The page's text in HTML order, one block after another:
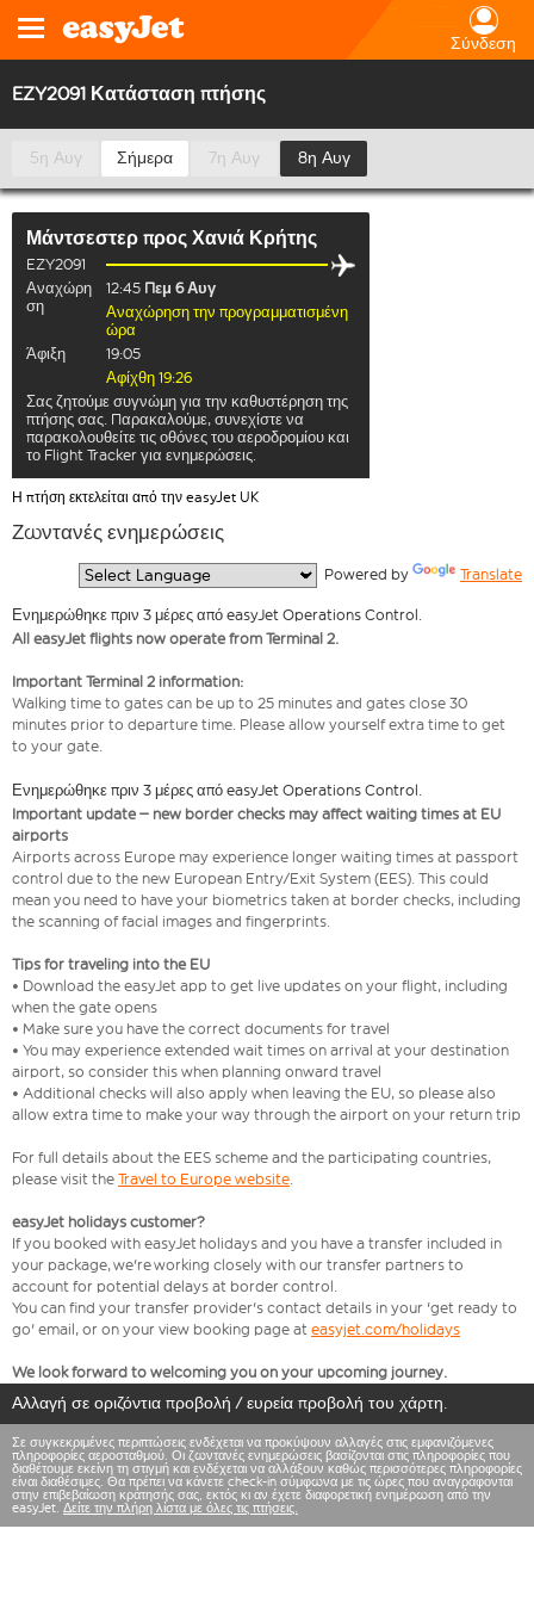
Σύνδεση
EZY2091 Κατάσταση πτήσης
5η Αυγ Σήμερα 7η Αυγ 8η Αυγ
Μάντσεστερ προς Χανιά Κρήτης
EZY2091
Αναχώρη
ση
12:45 Πεμ 6 Αυγ
Αναχώρηση την προγραμματισμένη
ώρα
Άφιξη
19:05
Αφίχθη 19:26
Σας ζητούμε συγνώμη για την καθυστέρηση της
πτήσης σας. Παρακαλούμε, συνεχίστε να
παρακολουθείτε τις οθόνες του αεροδρομίου και
το Flight Tracker για ενημερώσεις.
Η πτήση εκτελείται από την easyJet UK
Ζωντανές ενημερώσεις
Powered by Translate
Ενημερώθηκε πριν 3 μέρες από easyJet Operations Control.
All easyJet flights now operate from Terminal 2.
Important Terminal 2 information:
Walking time to gates can be up to 25 minutes and gates close 30
minutes prior to departure time. Please allow yourself extra time to get
to your gate.
Ενημερώθηκε πριν 3 μέρες από easyJet Operations Control.
Important update – new border checks may affect waiting times at EU
airports
Airports across Europe may experience longer waiting times at passport
control due to the new European Entry/Exit System (EES). This could
mean you need to have your biometrics taken at border checks, including
the scanning of facial images and fingerprints.
Tips for traveling into the EU
• Download the easyJet app to get live updates on your flight, including
when the gate opens
• Make sure you have the correct documents for travel
• You may experience extended wait times on arrival at your destination
airport, so consider this when planning onward travel
• Additional checks will also apply when leaving the EU, so please also
allow extra time to make your way through the airport on your return trip
For full details about the EES scheme and the participating countries,
please visit the Travel to Europe website.
easyJet holidays customer?
If you booked with easyJet holidays and you have a transfer included in
your package, we're working closely with our transfer partners to
account for potential delays at border control.
You can find your transfer provider's contact details in your 'get ready to
go' email, or on your view booking page at easyjet.com/holidays
We look forward to welcoming you on your upcoming journey.
Αλλαγή σε οριζόντια προβολή / ευρεία προβολή του χάρτη.
Σε συγκεκριμένες περιπτώσεις ενδέχεται να προκύψουν αλλαγές στις εμφανιζόμενες
πληροφορίες αεροσταθμού. Οι ζωντανές ενημερώσεις βασίζονται στις πληροφορίες που
διαθέτουμε εκείνη τη στιγμή και ενδέχεται να αλλάξουν καθώς περισσότερες πληροφορίες
είναι διαθέσιμες. Θα πρέπει να κάνετε check-in σύμφωνα με τις ώρες που αναγράφονται
στην επιβεβαίωση κράτησής σας, εκτός κι αν έχετε διαφορετική ενημέρωση από την
easyJet. Δείτε την πλήρη λίστα με όλες τις πτήσεις.